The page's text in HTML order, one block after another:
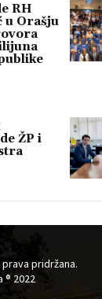
RH
u Orašju
ŽP i
pridržana.
® 2022